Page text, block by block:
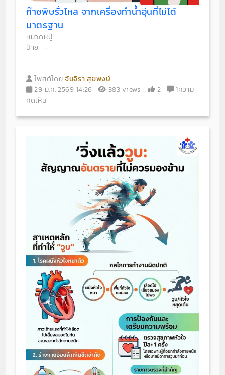
ก๊าซพิษรั่วไหล จากเครื่องทำน้ำอุ่นที่ไม่ได้
มาตรฐาน
หมวดหมู่
ป้าย-
โพสต์โดยจันจิรา สุขพงษ์
29 ม.ค. 2569 14:26
383 views 2
1ความ
คิดเห็น